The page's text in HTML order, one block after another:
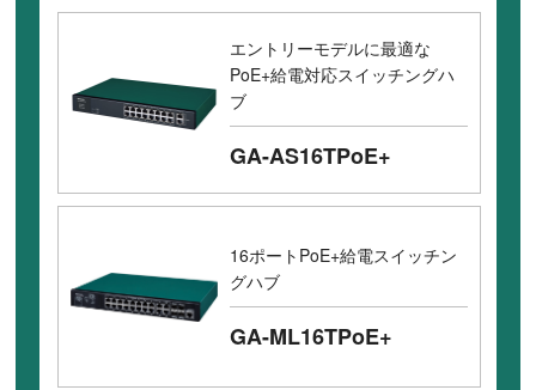
エントリーモデルに最適な
PoE+給電対応スイッチングハ
ブ
GA-AS16TPoE+
16ポートPoE+給電スイッチン
グハブ
GA-ML16TPoE+